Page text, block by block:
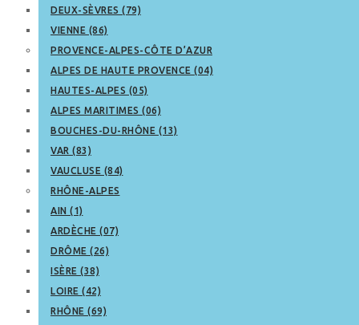
DEUX-SÈVRES (79)
VIENNE (86)
PROVENCE-ALPES-CÔTE D’AZUR
ALPES DE HAUTE PROVENCE (04)
HAUTES-ALPES (05)
ALPES MARITIMES (06)
BOUCHES-DU-RHÔNE (13)
VAR (83)
VAUCLUSE (84)
RHÔNE-ALPES
AIN (1)
ARDÈCHE (07)
DRÔME (26)
ISÈRE (38)
LOIRE (42)
RHÔNE (69)